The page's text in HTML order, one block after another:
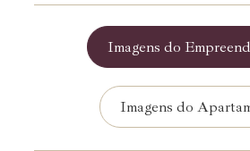
Imagens do
Imagens do